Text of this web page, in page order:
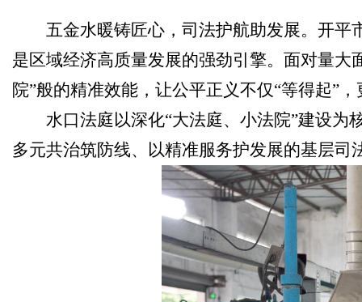
五金水暖铸匠心，司法护航助发展。开
是区域经济高质量发展的强劲引擎。面对量大
院”般的精准效能，让公平正义不仅“等得起”
水口法庭以深化“大法庭、小法院”建设
多元共治筑防线、以精准服务护发展的基层司